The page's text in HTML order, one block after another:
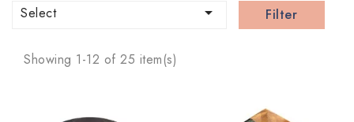
Select  Filter
Showing 1-12 of 25 item(s)